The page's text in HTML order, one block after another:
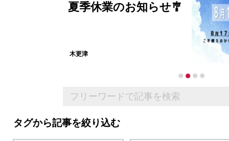
夏季休業のお知らせ🎐
木更津
タグから記事を絞り込む